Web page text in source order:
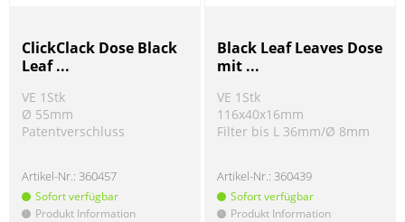
ClickClack Dose Black
Leaf ...
VE 1Stk
Ø 55mm
Patentverschluss
Artikel-Nr.:360457
Sofort verfügbar
! Produkt Information
Black Leaf Leaves Dose
mit ...
VE 1Stk
116x40x16mm
Filter bis L 36mm/Ø 8mm
Artikel-Nr.:360439
Sofort verfügbar
! Produkt Information